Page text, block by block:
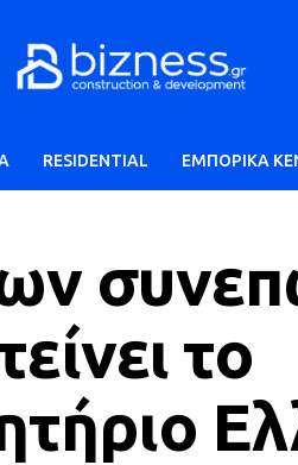
RESIDENTIAL ΕΜΠΟΡΙΚΑ
το